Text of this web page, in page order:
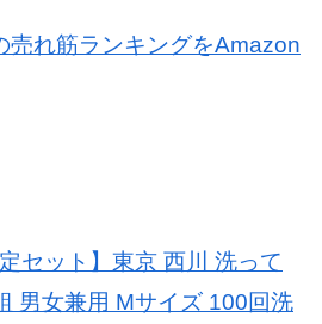
売れ筋ランキングをAmazon
セット】東京 西川 洗って
男女兼用 Mサイズ 100回洗